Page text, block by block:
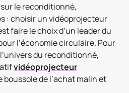
le reconditionné,
: choisir un vidéoprojecteur
faire le choix d’un leader du
l’économie circulaire. Pour
du reconditionné,
vidéoprojecteur
boussole de l’achat malin et